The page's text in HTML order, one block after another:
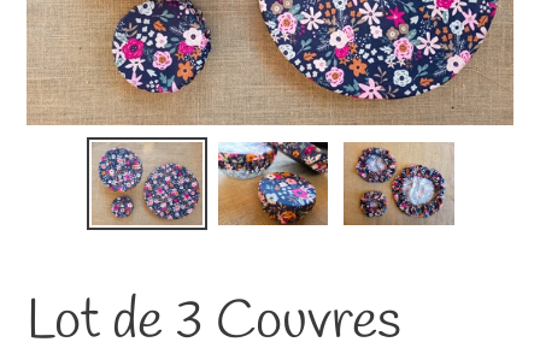
Lot de 3 Couvres